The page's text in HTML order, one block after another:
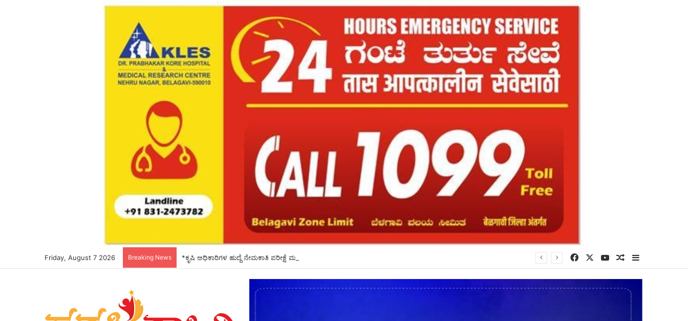
Friday, August 7 2026 Breaking News *ಕೃಷಿ ಅಧಿಕಾರಿಗಳ ಹುದ್ದೆ ನೇಮಕಾತಿ ಪರೀಕ್ಷೆ ಮುಂದೂಡಿಕೆ* FacebookYouTubeRandom Article
Sidebar